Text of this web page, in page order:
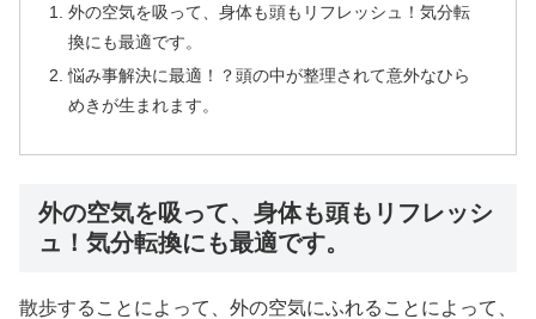
外の空気を吸って、身体も頭もリフレッシュ！気分転
換にも最適です。
悩み事解決に最適！？頭の中が整理されて意外なひら
めきが生まれます。
外の空気を吸って、身体も頭もリフレッシ
ュ！気分転換にも最適です。
散歩することによって、外の空気にふれることによって、